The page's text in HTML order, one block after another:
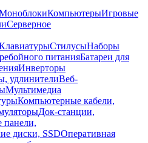
КомпьютерыИгровые
Серверное
СтилусыНаборы
питанияБатареи для
Инверторы
удлинителиВеб-
Мультимедиа
Компьютерные кабели,
Док-станции,
панели,
диски, SSDОперативная